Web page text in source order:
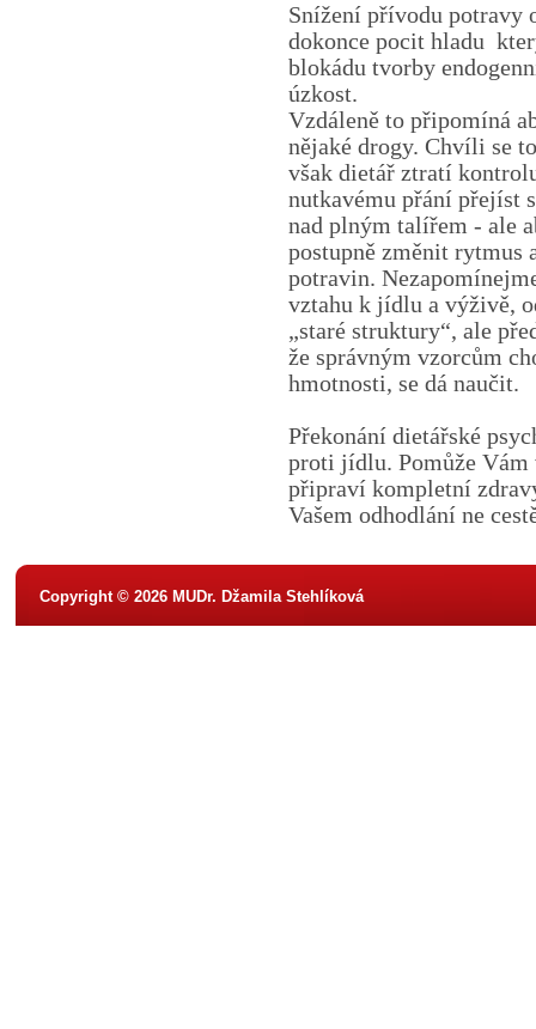
Snížení přívodu potravy
dokonce pocit hladu
blokádu tvorby
úzkost.
Vzdáleně to připomíná
nějaké drogy. Chvíli se
však dietář ztratí
nutkavému přání přejíst
nad plným talířem - ale
postupně změnit rytmus
potravin.
vztahu k jídlu a výživě,
„staré struktury“, ale
že správným vzorcům
hmotnosti, se dá naučit.
Překonání dietářské
proti jídlu. Pomůže
připraví kompletní
Vašem odhodlání ne
Copyright © 2026 MUDr. Džamila Stehlíková